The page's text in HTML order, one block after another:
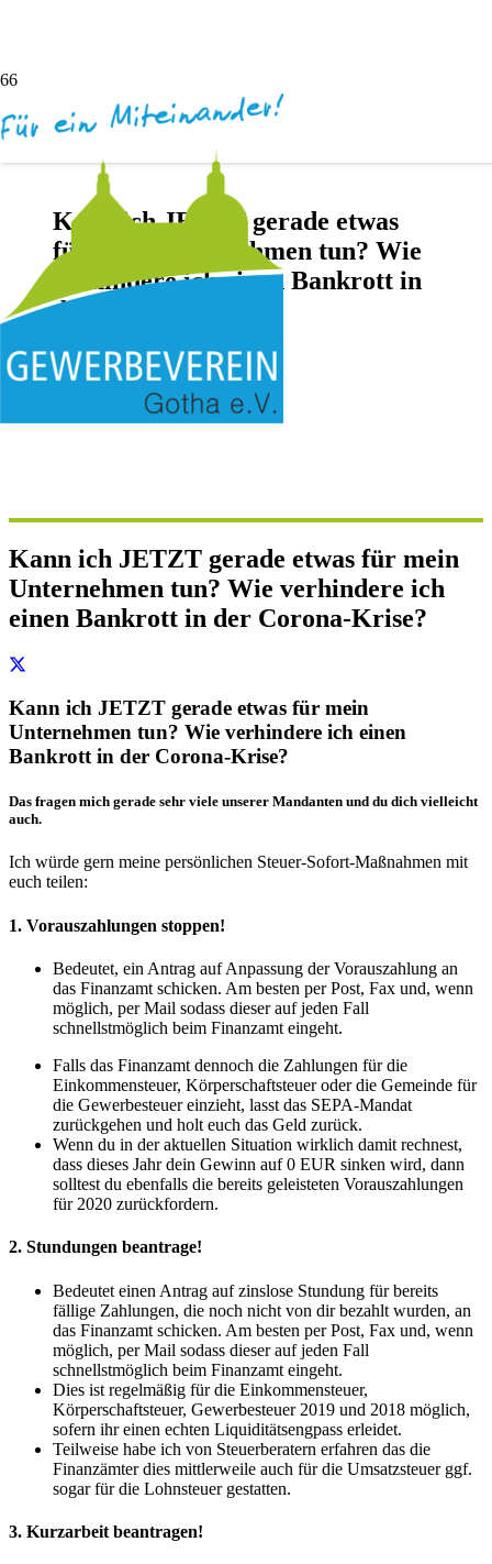
Kann ich JETZT gerade etwas
für mein Unternehmen tun? Wie
verhindere ich einen Bankrott in
der Corona-Krise?
vor 6 Jahren
Andreas Dötsch
Keine Kommentare
Kann ich JETZT gerade etwas für mein
Unternehmen tun? Wie verhindere ich
einen Bankrott in der Corona-Krise?
Kann ich JETZT gerade etwas für mein
Unternehmen tun? Wie verhindere ich einen
Bankrott in der Corona-Krise?
Das fragen mich gerade sehr viele unserer Mandanten und du dich vielleicht
auch.
Ich würde gern meine persönlichen Steuer-Sofort-Maßnahmen mit
euch teilen:
1. Vorauszahlungen stoppen!
Bedeutet, ein Antrag auf Anpassung der Vorauszahlung an
das Finanzamt schicken. Am besten per Post, Fax und, wenn
möglich, per Mail sodass dieser auf jeden Fall
schnellstmöglich beim Finanzamt eingeht.
Falls das Finanzamt dennoch die Zahlungen für die
Einkommensteuer, Körperschaftsteuer oder die Gemeinde für
die Gewerbesteuer einzieht, lasst das SEPA-Mandat
zurückgehen und holt euch das Geld zurück.
Wenn du in der aktuellen Situation wirklich damit rechnest,
dass dieses Jahr dein Gewinn auf 0 EUR sinken wird, dann
solltest du ebenfalls die bereits geleisteten Vorauszahlungen
für 2020 zurückfordern.
2. Stundungen beantrage!
Bedeutet einen Antrag auf zinslose Stundung für bereits
fällige Zahlungen, die noch nicht von dir bezahlt wurden, an
das Finanzamt schicken. Am besten per Post, Fax und, wenn
möglich, per Mail sodass dieser auf jeden Fall
schnellstmöglich beim Finanzamt eingeht.
Dies ist regelmäßig für die Einkommensteuer,
Körperschaftsteuer, Gewerbesteuer 2019 und 2018 möglich,
sofern ihr einen echten Liquiditätsengpass erleidet.
Teilweise habe ich von Steuerberatern erfahren das die
Finanzämter dies mittlerweile auch für die Umsatzsteuer ggf.
sogar für die Lohnsteuer gestatten.
3. Kurzarbeit beantragen!